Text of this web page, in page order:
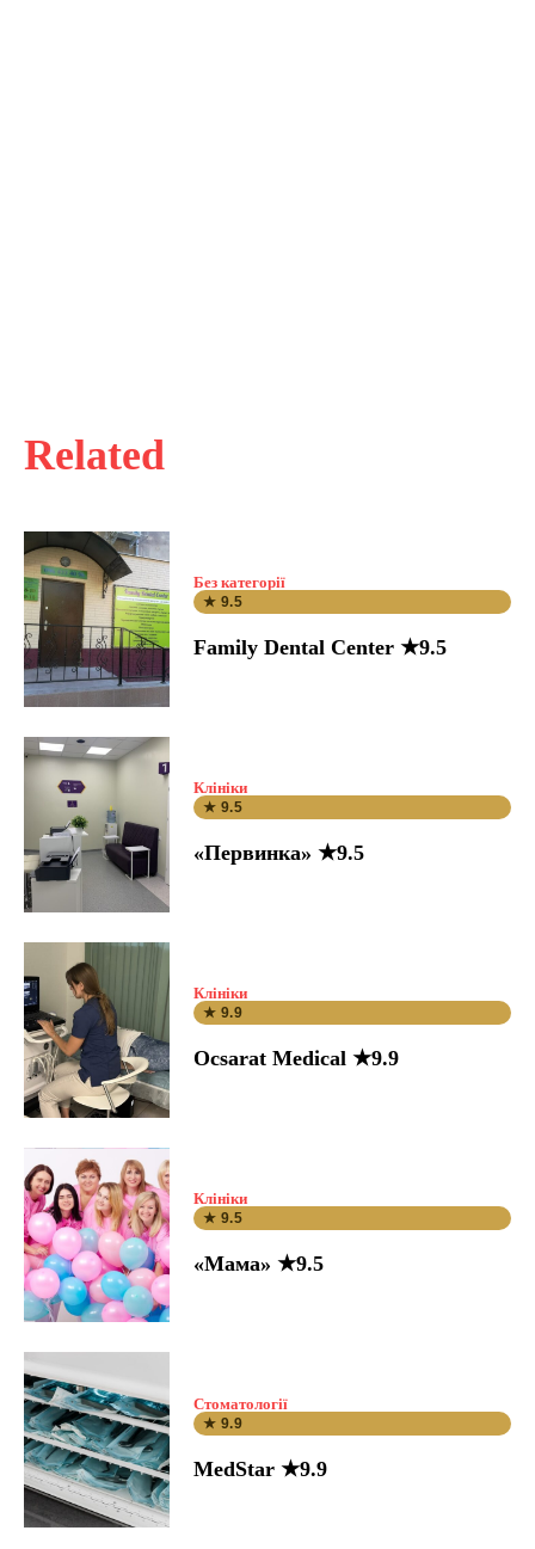
Related
Без категорії
★ 9.5
Family Dental Center ★9.5
Клініки
★ 9.5
«Первинка» ★9.5
Клініки
★ 9.9
Ocsarat Medical ★9.9
Клініки
★ 9.5
«Мама» ★9.5
Стоматології
★ 9.9
MedStar ★9.9